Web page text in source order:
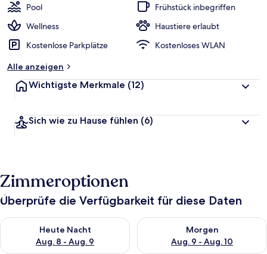
Pool
Frühstück inbegriffen
Wellness
Haustiere erlaubt
Kostenlose Parkplätze
Kostenloses WLAN
Alle anzeigen
Wichtigste Merkmale (12)
Sich wie zu Hause fühlen (6)
Zimmeroptionen
Überprüfe die Verfügbarkeit für diese Daten
Heute Nacht
Aug. 8 - Aug. 9
Überprüfe die Verfügbarkeit für heute Nacht, Aug. 8 - Aug. 9.
Morgen
Aug. 9 - Aug. 10
Überprüfe die Verfügbarkeit